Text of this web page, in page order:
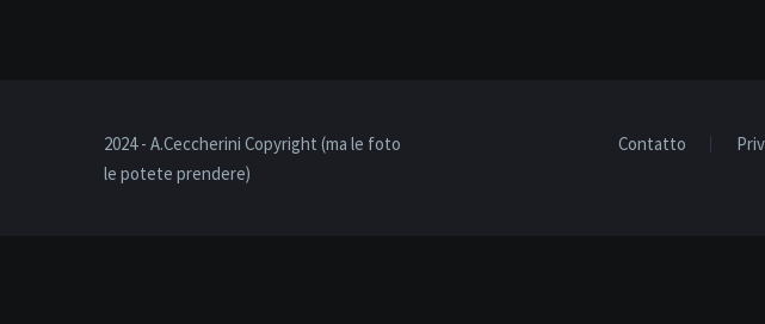
Contatto
2024 - A.Ceccherini Copyright (ma le foto
le potete prendere)